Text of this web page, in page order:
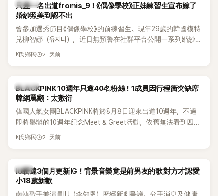
K-POP
只差一名出道fromis_9！《偶像學校》正妹練習生宣布嫁了
婚紗照美到認不出
曾參加選秀節目《偶像學校》的前練習生、現年29歲的韓國模特
兒柳智娜（유지나），近日無預警在社群平台公開一系列婚紗
照，親自宣布即將步入婚姻，消息曝光後讓不少曾追看節目的
K氏鄉民 2 天前
K-POP
BLACKPINK 10週年只邀40名粉絲！1成員因行程衝突缺席
韓網罵翻：太敷衍
韓國人氣女團BLACKPINK將於8月8日迎來出道10週年，不過
即將舉辦的10週年紀念Meet & Greet活動，依舊無法看到四人
合體。根據韓媒《MyDaily》7日報導，當天將由Jisoo（智秀）、
K氏鄉民 2 天前
韓星
IU睽違3個月更新IG！背景音樂竟是前男友的歌 對方才認愛
小18歲新歡
南韓歌手兼演員IU（李知恩）歷經新劇爭議、分手消息及健康